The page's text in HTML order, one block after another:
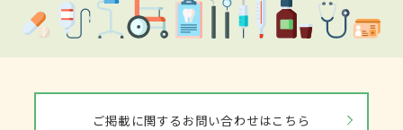
ご掲載に関するお問い合わせはこちら